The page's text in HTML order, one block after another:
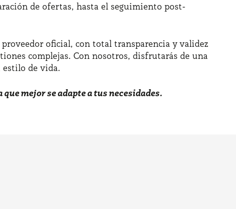
de ofertas, hasta el seguimiento post-
oficial, con total transparencia y validez
complejas. Con nosotros, disfrutarás de una
estilo de vida.​
mejor se adapte a tus necesidades.